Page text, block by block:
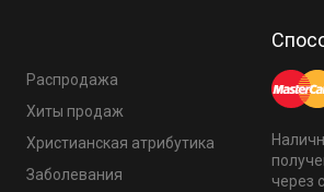
Распродажа
Хиты продаж
Христианская атрибутика
Заболевания
через